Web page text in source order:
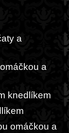
a
a
knedlíkem
omáčkou a